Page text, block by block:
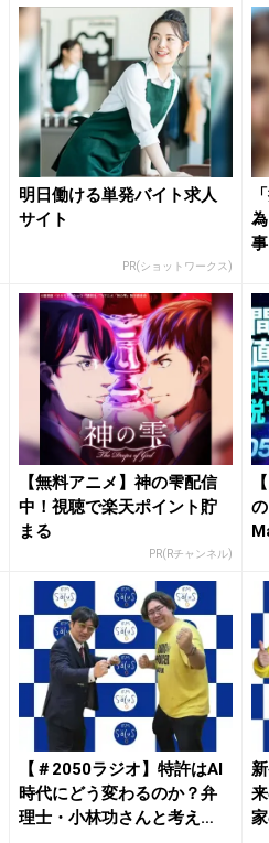
明日働ける単発バイト求人
サイト
PR(ショットワークス)
【無料アニメ】神の雫配信
中！視聴で楽天ポイント貯
まる
PR(Rチャンネル)
【＃2050ラジオ】特許はAI
時代にどう変わるのか？弁
理士・小林功さんと考え